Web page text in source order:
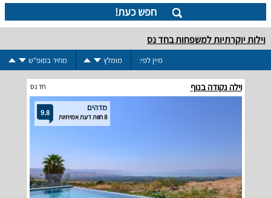
חפש כעת!
וילות יוקרתיות למשפחות בחד נס
מיין לפי: מומלץ מחיר בסופ"ש
וילה נקודה בנוף חד נס
9.8 מדהים
8 חוות דעת אמיתיות